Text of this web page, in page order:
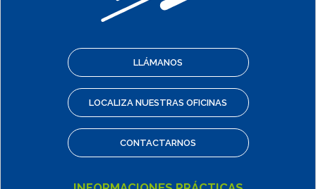
LLÁMANOS
LOCALIZA NUESTRAS OFICINAS
CONTACTARNOS